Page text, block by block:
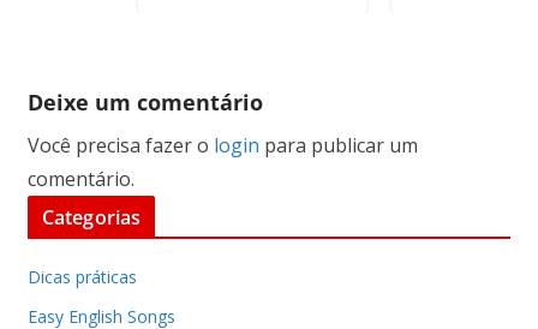
Deixe um comentário
Você precisa fazer o login para publicar um
comentário.
Categorias
Dicas práticas
Easy English Songs